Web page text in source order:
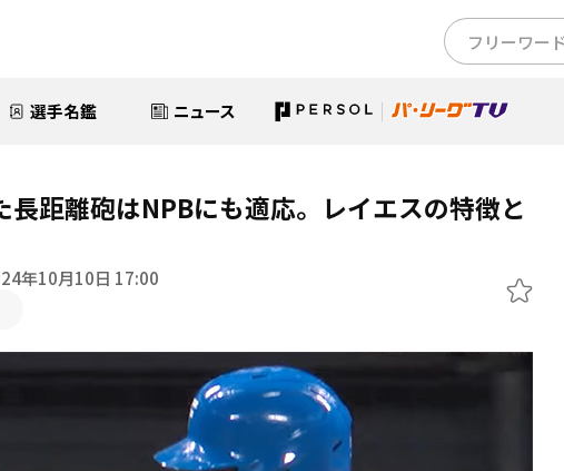
選手名鑑 ニュース
距離砲はNPBにも適応。レイエスの特徴と
年10月10日 17:00